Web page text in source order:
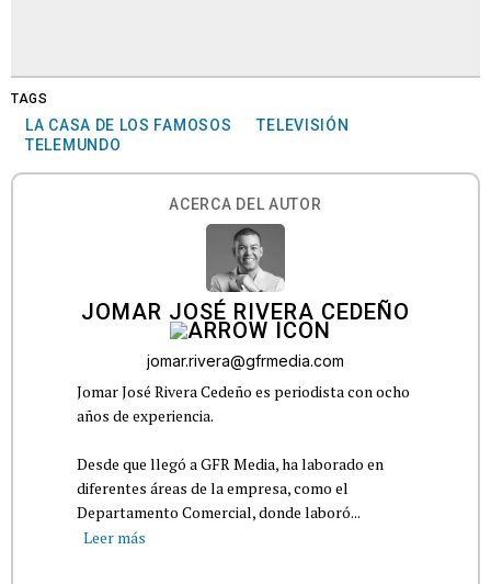
TAGS
LA CASA DE LOS FAMOSOS
TELEVISIÓN
TELEMUNDO
ACERCA DEL AUTOR
JOMAR JOSÉ RIVERA CEDEÑO
jomar.rivera@gfrmedia.com
Jomar José Rivera Cedeño es periodista con ocho
años de experiencia.
Desde que llegó a GFR Media, ha laborado en
diferentes áreas de la empresa, como el
Departamento Comercial, donde laboró...
Leer más